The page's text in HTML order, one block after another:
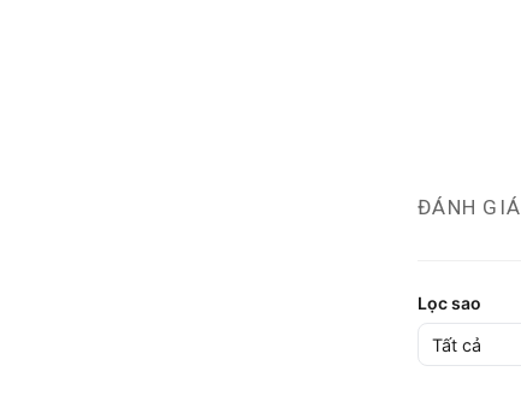
ĐÁNH GIÁ
Lọc sao